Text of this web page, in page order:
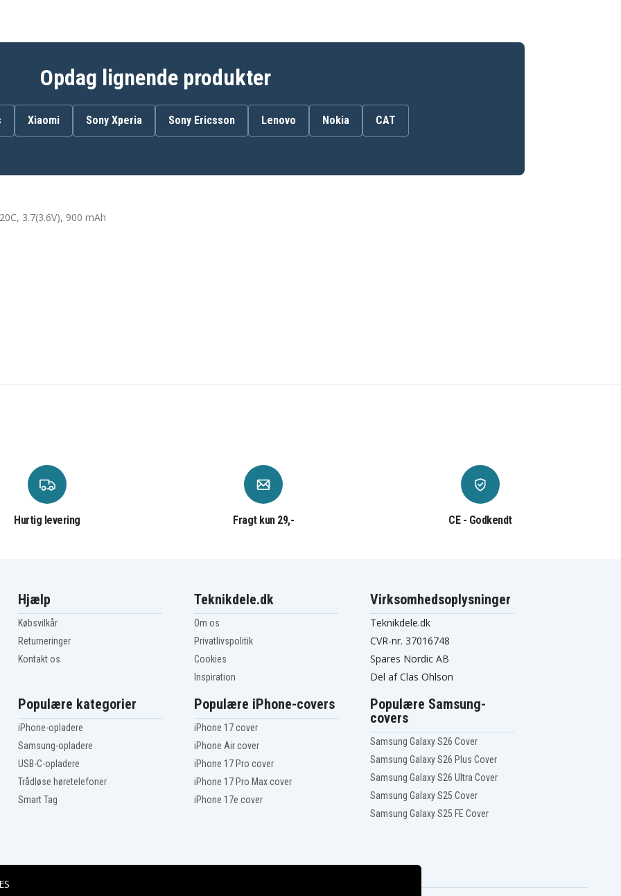
Opdag lignende produkter
Xiaomi Sony Xperia Sony Ericsson Lenovo Nokia CAT
3.7(3.6V), 900 mAh
Hurtig levering Fragt kun 29,- CE - Godkendt
Hjælp
Købsvilkår
Returneringer
Kontakt os
Teknikdele.dk
Om os
Privatlivspolitik
Cookies
Inspiration
Virksomhedsoplysninger
Teknikdele.dk
CVR-nr. 37016748
Spares Nordic AB
Del af Clas Ohlson
Populære kategorier
iPhone-opladere
Samsung-opladere
USB-C-opladere
Trådløse høretelefoner
Smart Tag
Populære iPhone-covers
iPhone 17 cover
iPhone Air cover
iPhone 17 Pro cover
iPhone 17 Pro Max cover
iPhone 17e cover
Populære Samsung-
covers
Samsung Galaxy S26 Cover
Samsung Galaxy S26 Plus Cover
Samsung Galaxy S26 Ultra Cover
Samsung Galaxy S25 Cover
Samsung Galaxy S25 FE Cover